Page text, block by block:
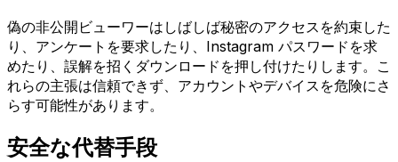
偽の非公開ビューワーはしばしば秘密のアクセスを約束した
り、アンケートを要求したり、Instagram パスワードを求
めたり、誤解を招くダウンロードを押し付けたりします。こ
れらの主張は信頼できず、アカウントやデバイスを危険にさ
らす可能性があります。
安全な代替手段